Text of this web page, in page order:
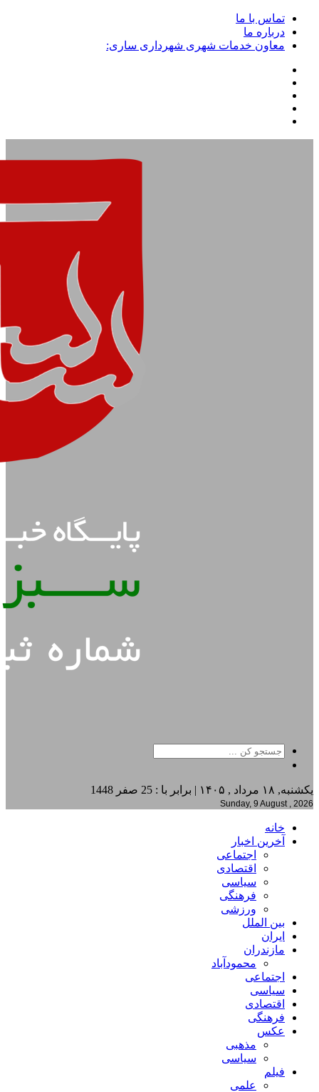
تماس با ما
درباره ما
معاون خدمات شهری شهرداری ساری:
یکشنبه, ۱۸ مرداد , ۱۴۰۵ | برابر با : 25 صفر 1448
Sunday, 9 August , 2026
خانه
آخرین اخبار
اجتماعی
اقتصادی
سیاسی
فرهنگی
ورزشی
بین الملل
ایران
مازندران
محمودآباد
اجتماعی
سیاسی
اقتصادی
فرهنگی
عکس
مذهبی
سیاسی
فیلم
علمی